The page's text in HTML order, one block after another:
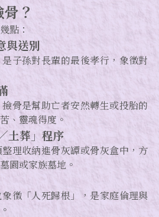
？
點：
與送別
子孫對長輩的最後孝行，象徵對
骨是幫助亡者安然轉生或投胎的
、靈魂得度。
土葬」程序
理收納進骨灰罈或骨灰盒中，方
園或家族墓地。
徵「人死歸根」，是家庭倫理與